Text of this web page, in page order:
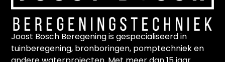
Joost Bosch Beregening is gespecialiseerd in
tuinberegening, bronboringen, pomptechniek en